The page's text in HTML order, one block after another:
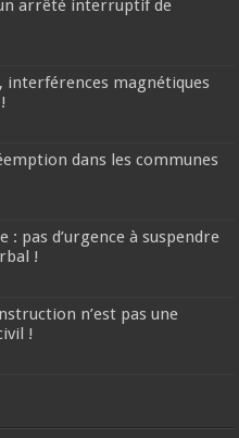
arrêté interruptif de
interférences magnétiques
dans les communes
: pas d’urgence à suspendre
!
n’est pas une
!